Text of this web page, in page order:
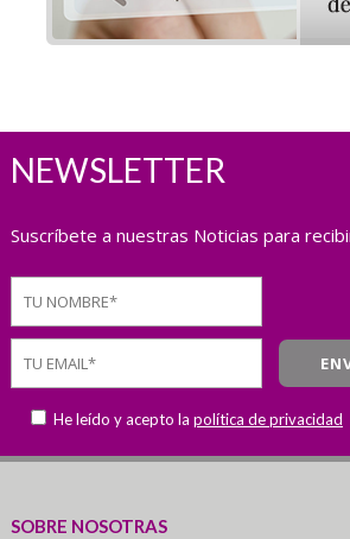
NEWSLETTER
Suscríbete a nuestras Noticias para
He leído y acepto la política de privacidad
SOBRE NOSOTRAS